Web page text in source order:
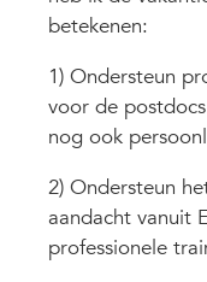
betekenen:
1) Ondersteun
voor de
nog ook
2) Ondersteun
aandacht vanuit
professionele